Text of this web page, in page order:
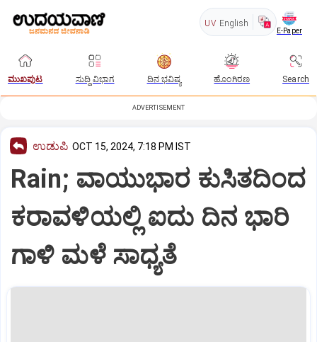
UV English
E-Paper
ಮುಖಪುಟ ಸುದ್ದಿ ವಿಭಾಗ ದಿನ ಭವಿಷ್ಯ ಹೊಂಗಿರಣ Search
ADVERTISEMENT
ಉಡುಪಿ OCT 15, 2024, 7:18 PM IST
Rain; ವಾಯುಭಾರ ಕುಸಿತದಿಂದ
ಕರಾವಳಿಯಲ್ಲಿ ಐದು ದಿನ ಭಾರಿ
ಗಾಳಿ ಮಳೆ ಸಾಧ್ಯತೆ